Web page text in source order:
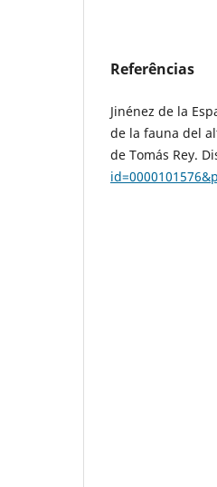
Referências
Jinénez de la
de la fauna del
de Tomás Rey.